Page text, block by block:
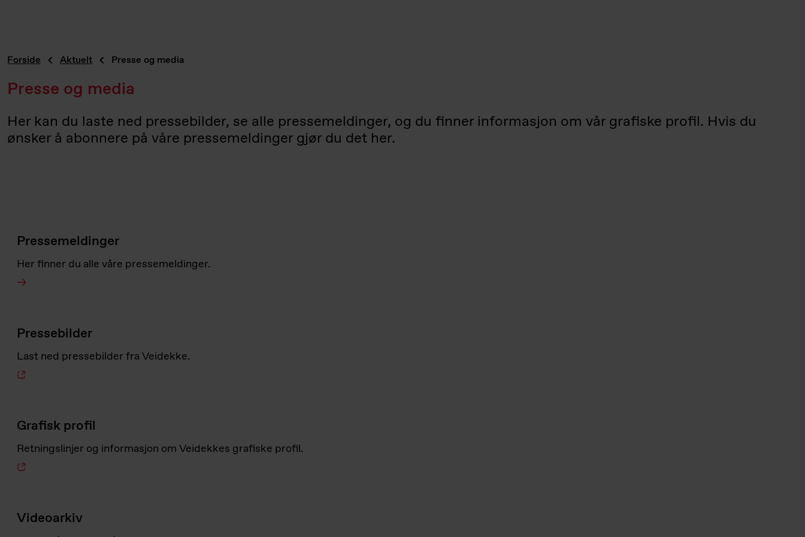
Forside Aktuelt Presse og media
Presse og media
Her kan du laste ned pressebilder, se alle pressemeldinger, og du finner informasjon om vår grafiske profil. Hvis du
ønsker å abonnere på våre pressemeldinger gjør du det her.
Pressemeldinger
Her finner du alle våre pressemeldinger.
Pressebilder
Last ned pressebilder fra Veidekke.
Grafisk profil
Retningslinjer og informasjon om Veidekkes grafiske profil.
Videoarkiv